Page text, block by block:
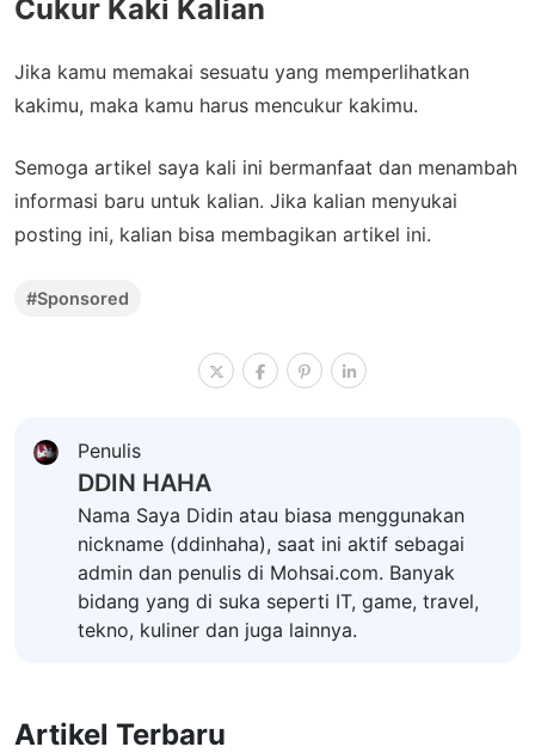
Cukur Kaki Kalian
Jika kamu memakai sesuatu yang memperlihatkan
kakimu, maka kamu harus mencukur kakimu.
Semoga artikel saya kali ini bermanfaat dan menambah
informasi baru untuk kalian. Jika kalian menyukai
posting ini, kalian bisa membagikan artikel ini.
#Sponsored
Penulis
DDIN HAHA
Nama Saya Didin atau biasa menggunakan
nickname (ddinhaha), saat ini aktif sebagai
admin dan penulis di Mohsai.com. Banyak
bidang yang di suka seperti IT, game, travel,
tekno, kuliner dan juga lainnya.
Artikel Terbaru